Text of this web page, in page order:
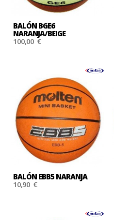
BALÓN BGE6
NARANJA/BEIGE
100,00 €
BALÓN EBB5 NARANJA
10,90 €